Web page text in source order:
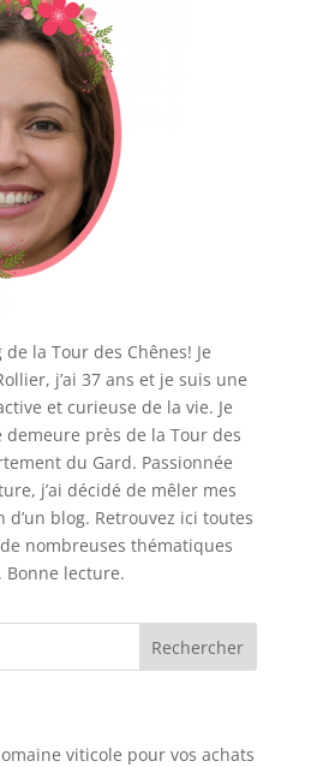
la Tour des Chênes! Je
j’ai 37 ans et je suis une
et curieuse de la vie. Je
près de la Tour des
du Gard. Passionnée
j’ai décidé de mêler mes
d’un blog. Retrouvez ici toutes
nombreuses thématiques
lecture.
viticole pour vos achats